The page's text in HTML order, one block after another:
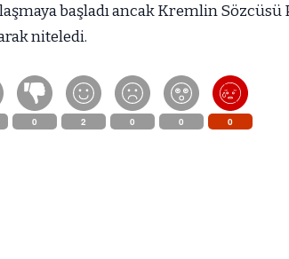
başladı ancak Kremlin Sözcüsü
niteledi.
0 2 0 0 0